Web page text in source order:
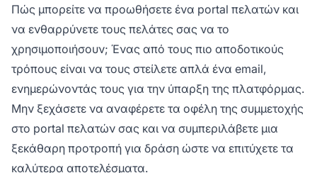
Πώς μπορείτε να προωθήσετε ένα portal πελατών και
να ενθαρρύνετε τους πελάτες σας να το
χρησιμοποιήσουν; Ένας από τους πιο αποδοτικούς
τρόπους είναι να τους στείλετε απλά ένα email,
ενημερώνοντάς τους για την ύπαρξη της πλατφόρμας.
Μην ξεχάσετε να αναφέρετε τα οφέλη της συμμετοχής
στο portal πελατών σας και να συμπεριλάβετε μια
ξεκάθαρη προτροπή για δράση ώστε να επιτύχετε τα
καλύτερα αποτελέσματα.